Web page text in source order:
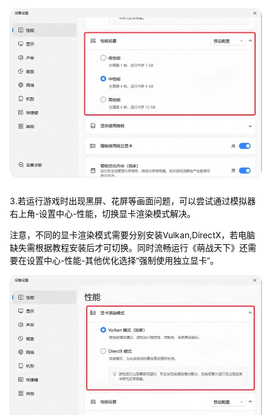
3.若运行游戏时出现黑屏、花屏等画面问题，可以尝试通过模拟器
右上角-设置中心-性能，切换显卡渲染模式解决。
注意，不同的显卡渲染模式需要分别安装Vulkan,DirectX，若电脑
缺失需根据教程安装后才可切换。同时流畅运行《萌战天下》还需
要在设置中心-性能-其他优化选择“强制使用独立显卡”。